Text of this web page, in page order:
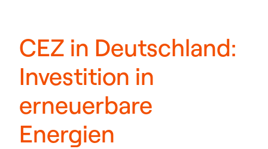
CEZ in Deutschland:
Investition in
erneuerbare
Energien